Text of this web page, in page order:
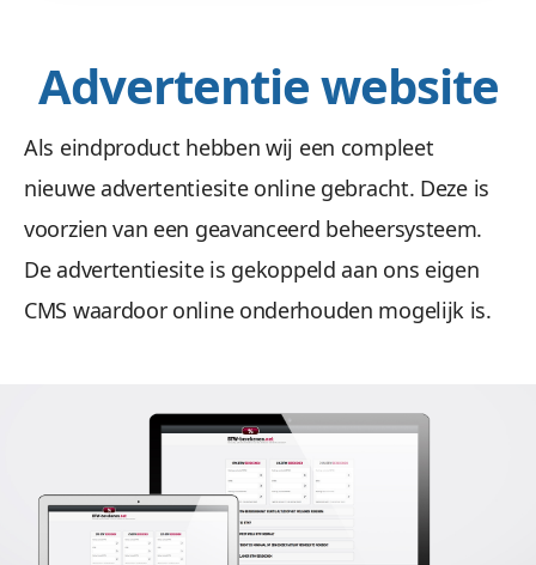
Advertentie website
Als eindproduct hebben wij een compleet
nieuwe advertentiesite online gebracht. Deze is
voorzien van een geavanceerd beheersysteem.
De advertentiesite is gekoppeld aan ons eigen
CMS waardoor online onderhouden mogelijk is.